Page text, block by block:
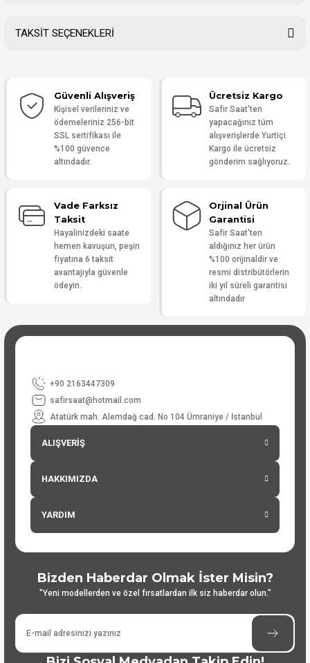
Yorum Yaz
TAKSİT SEÇENEKLERİ
Güvenli Alışveriş
Kişisel verileriniz ve
ödemeleriniz 256-bit
SSL sertifikası ile
%100 güvence
altındadır.
Ücretsiz Kargo
Safir Saat'ten
yapacağınız tüm
alışverişlerde Yurtiçi
Kargo ile ücretsiz
gönderim sağlıyoruz.
Vade Farksız
Taksit
Hayalinizdeki saate
hemen kavuşun, peşin
fiyatına 6 taksit
avantajıyla güvenle
ödeyin.
Orjinal Ürün
Garantisi
Safir Saat'ten
aldığınız her ürün
%100 orijinaldir ve
resmi distribütörlerin
iki yıl süreli garantisi
altındadır
+90 2163447309
safirsaat@hotmail.com
Atatürk mah. Alemdağ cad. No 104 Ümraniye / İstanbul
ALIŞVERİŞ
HAKKIMIZDA
YARDIM
Bizden Haberdar Olmak İster Misin?
"Yeni modellerden ve özel fırsatlardan ilk siz haberdar olun."